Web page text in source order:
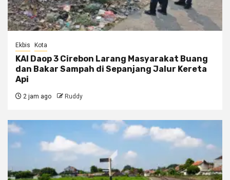
Ekbis Kota
KAI Daop 3 Cirebon Larang Masyarakat Buang
dan Bakar Sampah di Sepanjang Jalur Kereta
Api
2 jam ago Ruddy